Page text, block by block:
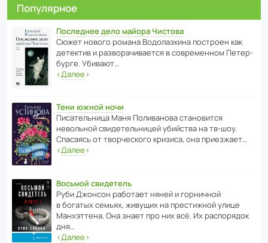
Популярное
Последнее дело майора Чистова
Сюжет нового романа Водо­ла­з­кина пост­роен как
дете­ктив и разво­ра­чи­ва­ется в совре­менном Пете­р­
бурге. Убивают…
‹Далее›
Тени южной ночи
Писа­тель­ница Маня Поли­ва­нова стано­вится
невольной свиде­тель­ницей убийства на тв-шоу.
Спасаясь от твор­че­с­кого кризиса, она приезжает…
‹Далее›
Восьмой свидетель
Руби Джонсон рабо­тает няней и горни­чной
в богатых семьях, живущих на прес­ти­жной улице
Манх­эт­тена. Она знает про них всё. Их распо­рядок
дня…
‹Далее›